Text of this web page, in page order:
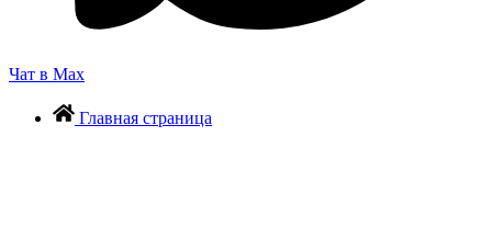
Чат в Max
Главная страница